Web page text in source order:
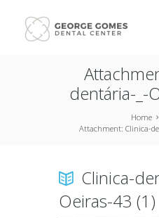
dentária-_-
Home
Attachment: Clinica-
Clinica-
Oeiras-43 (1)